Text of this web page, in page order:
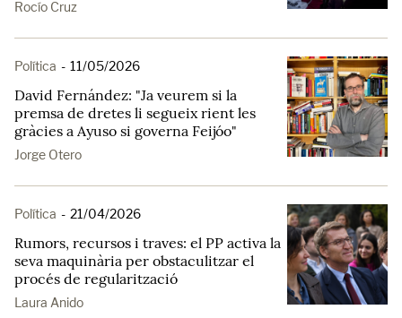
Rocío Cruz
Política - 11/05/2026
David Fernández: "Ja veurem si la
premsa de dretes li segueix rient les
gràcies a Ayuso si governa Feijóo"
Jorge Otero
Política - 21/04/2026
Rumors, recursos i traves: el PP activa la
seva maquinària per obstaculitzar el
procés de regularització
Laura Anido